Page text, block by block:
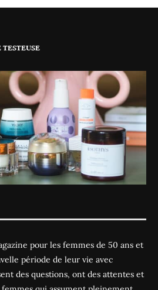
TESTEUSE
pour les femmes de 50 ans et
période de leur vie avec
des questions, ont des attentes et